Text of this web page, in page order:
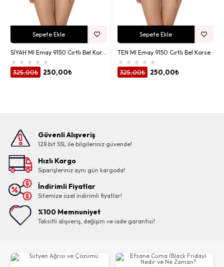
SİYAH MI Emay 9150 Cırtlı Bel Korse
★ ★ ★ ★ ★
250,00₺
325,00₺
Sepete Ekle
TEN MI Emay 9150 Cırtlı Bel Korse
★ ★ ★ ★ ★
250,00₺
325,00₺
Sepete Ekle
Güvenli Alışveriş
128 bit SSL ile bilgileriniz güvende!
Hızlı Kargo
Siparişleriniz aynı gün kargoda!
İndirimli Fiyatlar
Sitemize özel indirimli fiyatlar!
%100 Memnuniyet
Taksitli alışveriş, değişim ve iade garantisi!